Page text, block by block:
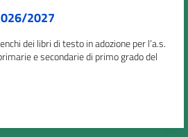
2027
dei libri di testo in adozione per l’a.s.
e secondarie di primo grado del